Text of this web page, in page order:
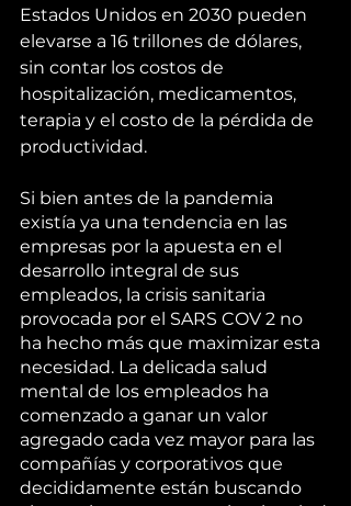
Estados Unidos en 2030 pueden
elevarse a 16 trillones de dólares,
sin contar los costos de
hospitalización, medicamentos,
terapia y el costo de la pérdida de
productividad.
Si bien antes de la pandemia
existía ya una tendencia en las
empresas por la apuesta en el
desarrollo integral de sus
empleados, la crisis sanitaria
provocada por el SARS COV 2 no
ha hecho más que maximizar esta
necesidad. La delicada salud
mental de los empleados ha
comenzado a ganar un valor
agregado cada vez mayor para las
compañías y corporativos que
decididamente están buscando